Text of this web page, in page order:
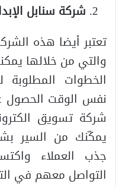
شركة سنابل
تعتبر أيضا هذه
والتي من خلالها
الخطوات
نفس الوقت
شركة تسويق
يمكّنك من السير
جذب العملاء
التواصل معهم في